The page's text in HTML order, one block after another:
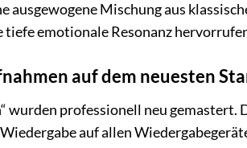
ausgewogene Mischung aus
tiefe emotionale Resonanz
auf dem neuesten
wurden professionell neu
auf allen